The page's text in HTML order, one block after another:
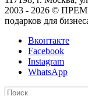
2003 - 2026 ©
подарков для
Вконтакте
Facebook
Instagram
WhatsApp